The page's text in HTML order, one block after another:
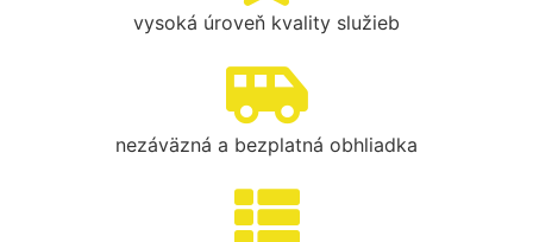
vysoká úroveň kvality služieb
nezáväzná a bezplatná obhliadka